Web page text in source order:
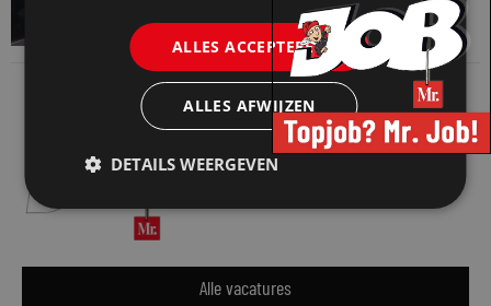
31 juli 2026
Alle vacatures
ALLES ACCEPTEREN
ALLES AFWIJZEN
DETAILS WEERGEVEN